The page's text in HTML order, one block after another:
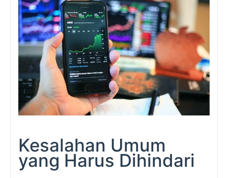
Kesalahan Umum
yang Harus Dihindari